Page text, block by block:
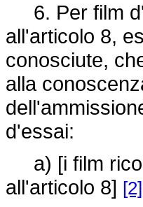
6. Per film
all'articolo 8,
conosciute,
alla
d'essai:
a) [i film
all'articolo 8] [2]